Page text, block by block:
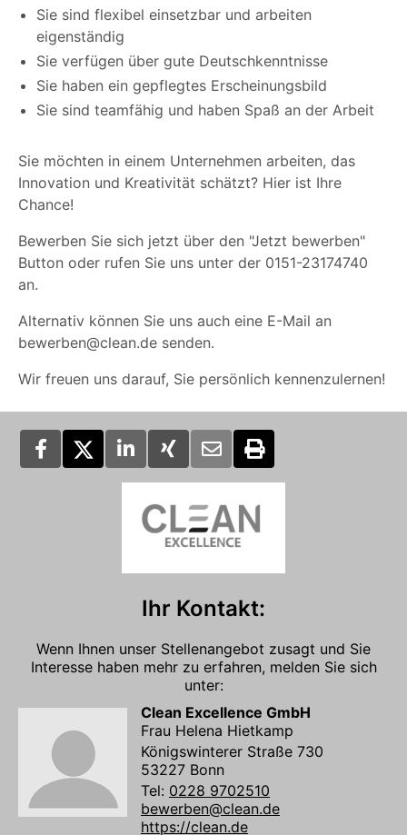
Sie sind flexibel einsetzbar und arbeiten
eigenständig
Sie verfügen über gute Deutschkenntnisse
Sie haben ein gepflegtes Erscheinungsbild
Sie sind teamfähig und haben Spaß an der Arbeit
Sie möchten in einem Unternehmen arbeiten, das
Innovation und Kreativität schätzt? Hier ist Ihre
Chance!
Bewerben Sie sich jetzt über den "Jetzt bewerben"
Button oder rufen Sie uns unter der 0151-23174740
an.
Alternativ können Sie uns auch eine E-Mail an
bewerben@clean.de senden.
Wir freuen uns darauf, Sie persönlich kennenzulernen!
Ihr Kontakt:
Wenn Ihnen unser Stellenangebot zusagt und Sie
Interesse haben mehr zu erfahren, melden Sie sich
unter:
Clean Excellence GmbH
Frau Helena Hietkamp
Königswinterer Straße 730
53227 Bonn
Tel: 0228 9702510
bewerben@clean.de
https://clean.de